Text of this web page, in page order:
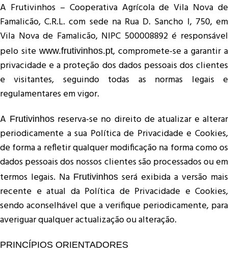
A Frutivinhos – Cooperativa Agrícola de Vila Nova de
Famalicão, C.R.L. com sede na Rua D. Sancho I, 750, em
Vila Nova de Famalicão, NIPC 500008892 é responsável
pelo site www.frutivinhos.pt, compromete-se a garantir a
privacidade e a proteção dos dados pessoais dos clientes
e visitantes, seguindo todas as normas legais e
regulamentares em vigor.
A Frutivinhos reserva-se no direito de atualizar e alterar
periodicamente a sua Política de Privacidade e Cookies,
de forma a refletir qualquer modificação na forma como os
dados pessoais dos nossos clientes são processados ou em
termos legais. Na Frutivinhos será exibida a versão mais
recente e atual da Política de Privacidade e Cookies,
sendo aconselhável que a verifique periodicamente, para
averiguar qualquer actualização ou alteração.
PRINCÍPIOS ORIENTADORES